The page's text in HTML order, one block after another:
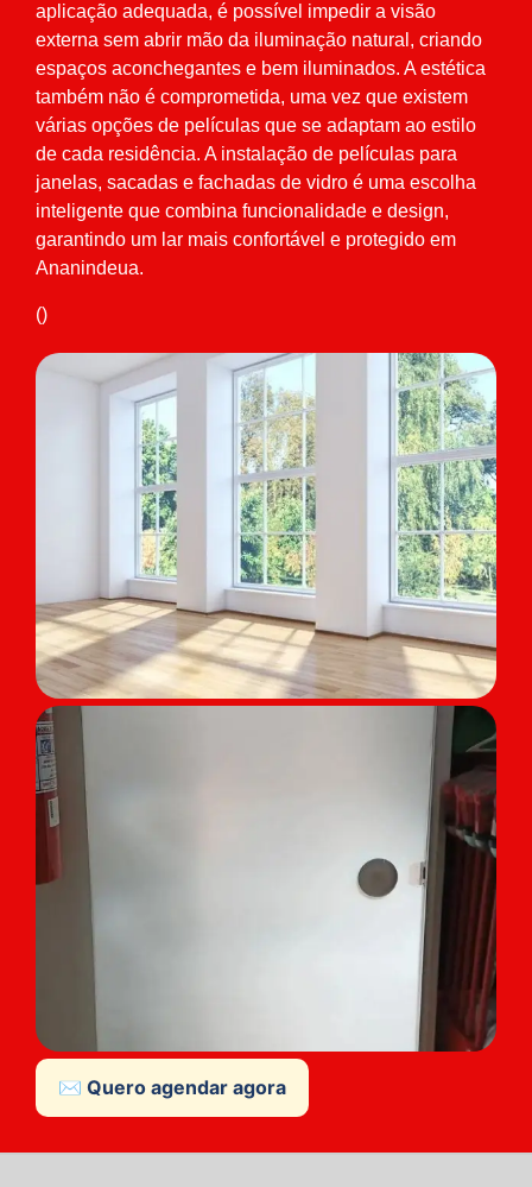
aplicação adequada, é possível impedir a visão
externa sem abrir mão da iluminação natural, criando
espaços aconchegantes e bem iluminados. A estética
também não é comprometida, uma vez que existem
várias opções de películas que se adaptam ao estilo
de cada residência. A instalação de películas para
janelas, sacadas e fachadas de vidro é uma escolha
inteligente que combina funcionalidade e design,
garantindo um lar mais confortável e protegido em
Ananindeua.
()
✉️ Quero agendar agora